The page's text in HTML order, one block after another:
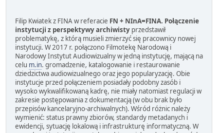
Filip Kwiatek z FINA w referacie FN + NInA=FINA. Połączenie
instytucji z perspektywy archiwisty przedstawił
problematykę, z którą musieli zmierzyć się pracownicy nowej
instytucji. W 2017 r. połączono Filmotekę Narodową i
Narodowy Instytut Audiowizualny w jedną instytucję, mającą na
celu m.in. gromadzenie, katalogowanie i restaurowanie
dziedzictwa audiowizualnego oraz jego popularyzację. Obie
instytucje przed połączeniem posiadały podobny zasób i
wysoko wykwalifikowaną kadrę, nie miały natomiast regulacji w
zakresie postępowania z dokumentacją (w obu brak było
przepisów kancelaryjno-archiwalnych). Wśród różnic należy
wymienić: status prawny zbiorów, standardy metadanych i
ewidencji, sytuację lokalową i infrastrukturę informatyczną. W